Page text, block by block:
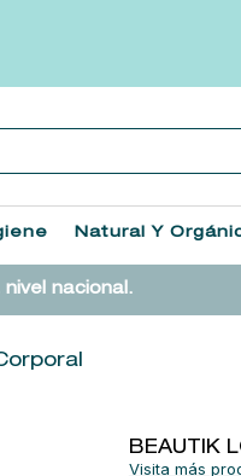
Natural Y
nacional.
BEAUTIK